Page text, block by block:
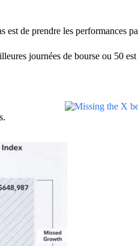
de prendre les performances
journées de bourse ou 50